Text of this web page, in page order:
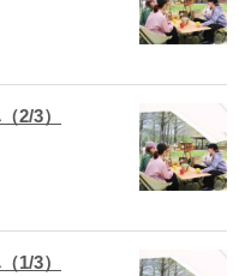
2/3）
1/3）